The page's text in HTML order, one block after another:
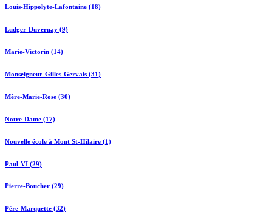
Louis-Hippolyte-Lafontaine (18)
Ludger-Duvernay (9)
Marie-Victorin (14)
Monseigneur-Gilles-Gervais (31)
Mère-Marie-Rose (30)
Notre-Dame (17)
Nouvelle école à Mont St-Hilaire (1)
Paul-VI (29)
Pierre-Boucher (29)
Père-Marquette (32)